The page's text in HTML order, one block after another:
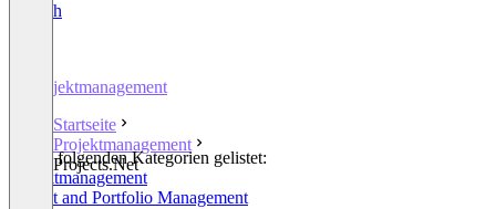
English
Projektmanagement
Startseite
Projektmanagement
Projects.Net
In den folgenden Kategorien gelistet:
Projektmanagement
Project and Portfolio Management